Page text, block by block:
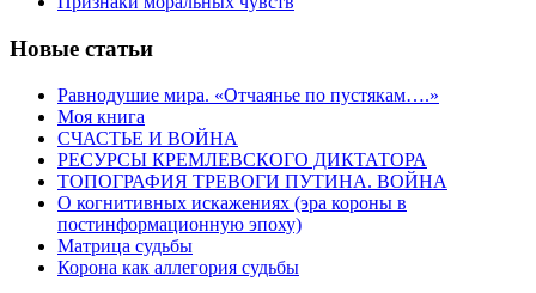
Новые статьи
Равнодушие мира. «Отчаянье по пустякам….»
Моя книга
СЧАСТЬЕ И ВОЙНА
РЕСУРСЫ КРЕМЛЕВСКОГО ДИКТАТОРА
ТОПОГРАФИЯ ТРЕВОГИ ПУТИНА. ВОЙНА
О когнитивных искажениях (эра короны в
постинформационную эпоху)
Матрица судьбы
Корона как аллегория судьбы